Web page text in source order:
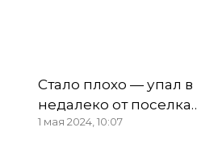
Стало плохо — упал в
недалеко от поселка
Кондинский погиб
1 мая 2024, 10:07